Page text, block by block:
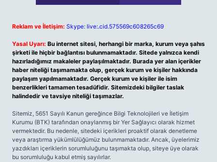
Reklam ve İletişim: Skype: live:.cid.575569c608265c69
Yasal Uyarı: Bu internet sitesi, herhangi bir marka, kurum veya şahıs
şirketi ile hiçbir bağlantısı bulunmamaktadır. Sitede yalnızca kendi
hazırladığımız makaleler paylaşılmaktadır. Burada yer alan içerikler
haber niteliği taşımamakta olup, gerçek kurum ve kişiler hakkında
paylaşım yapılmamaktadır. Gerçek kurum ve kişiler ile isim
benzerlikleri tamamen tesadüfidir. Sitemizdeki bilgiler taslak
halindedir ve tavsiye niteliği taşımazlar.
Sitemiz, 5651 Sayılı Kanun gereğince Bilgi Teknolojileri ve İletişim
Kurumu (BTK) tarafından onaylanmış bir Yer Sağlayıcı olarak hizmet
vermektedir. Bu nedenle, sitedeki içerikleri proaktif olarak denetleme
veya araştırma yükümlülüğümüz bulunmamaktadır. Ancak, üyelerimiz
yazdıkları içeriklerin sorumluluğunu taşımakta olup, siteye üye olarak
bu sorumluluğu kabul etmiş sayılırlar.